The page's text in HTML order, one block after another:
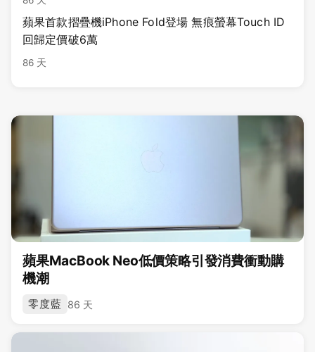
蘋果首款摺疊機iPhone Fold登場 無痕螢幕Touch ID
回歸定價破6萬
86 天
蘋果MacBook Neo低價策略引發消費衝動購
機潮
零度藍 86 天